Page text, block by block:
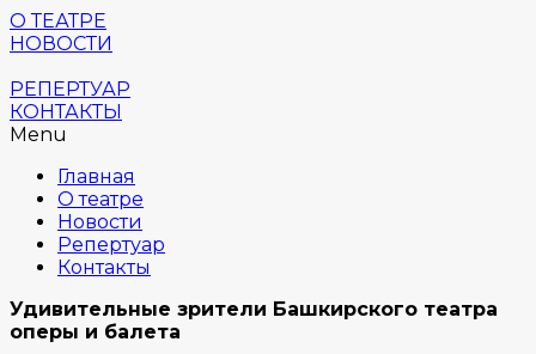
О ТЕАТРЕ
НОВОСТИ
РЕПЕРТУАР
КОНТАКТЫ
Menu
Главная
О театре
Новости
Репертуар
Контакты
Удивительные зрители Башкирского театра
оперы и балета